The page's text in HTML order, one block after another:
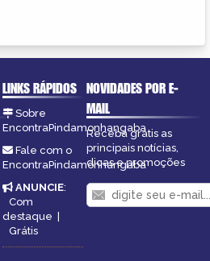
LINKS RÁPIDOS
Sobre
EncontraPindamonhangaba
Fale com o
EncontraPindamonhangaba
ANUNCIE:
Com
destaque |
Grátis
NOVIDADES POR E-
MAIL
Receba grátis as
principais notícias,
dicas e promoções